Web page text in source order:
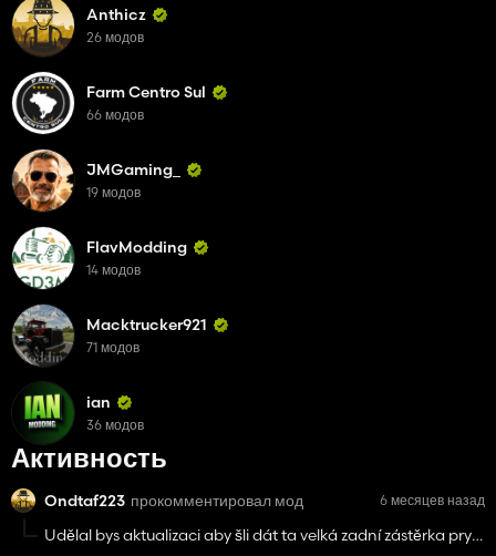
Активность
Ondtaf223 прокомментировал мод 6 месяцев назад
Udělal bys aktualizaci aby šli dát ta velká zadní zástěrka pryč
Anthicz
26 модов
Farm Centro Sul
66 модов
JMGaming_
19 модов
FlavModding
14 модов
Macktrucker921
71 модов
ian
36 модов